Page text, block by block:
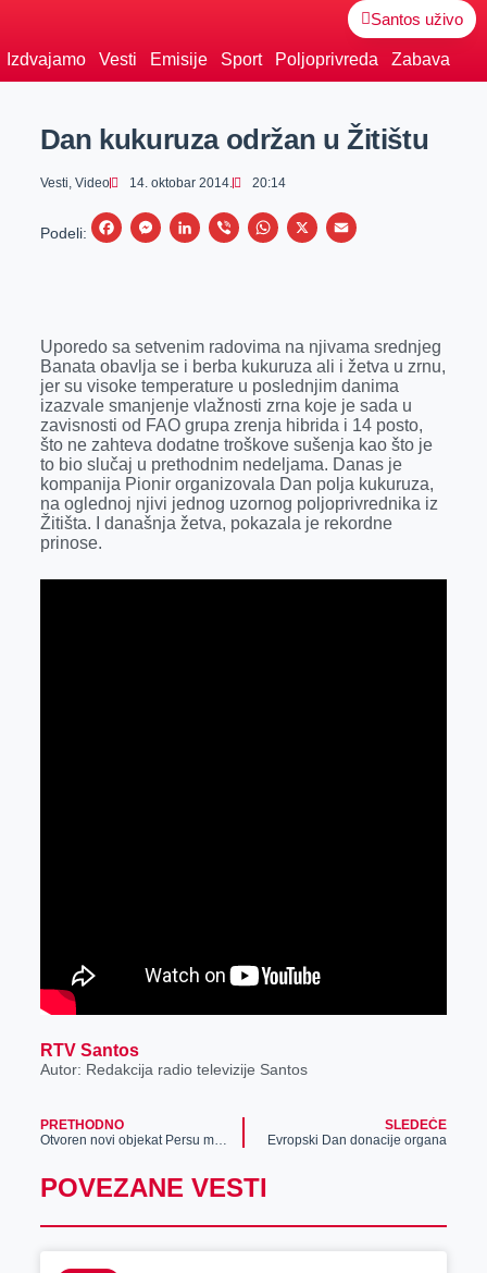
Santos uživo
Izdvajamo Vesti Emisije Sport Poljoprivreda Zabava
Dan kukuruza održan u Žitištu
Vesti, Video 14. oktobar 2014. 20:14
Podeli:
F
b
o
o
k
M
e
n
g
e
r
L
e
d
I
n
V
r
W
s
A
p
p
X
E
l
Uporedo sa setvenim radovima na njivama srednjeg
Banata obavlja se i berba kukuruza ali i žetva u zrnu,
jer su visoke temperature u poslednjim danima
izazvale smanjenje vlažnosti zrna koje je sada u
zavisnosti od FAO grupa zrenja hibrida i 14 posto,
što ne zahteva dodatne troškove sušenja kao što je
to bio slučaj u prethodnim nedeljama. Danas je
kompanija Pionir organizovala Dan polja kukuruza,
na oglednoj njivi jednog uzornog poljoprivrednika iz
Žitišta. I današnja žetva, pokazala je rekordne
prinose.
RTV Santos
Autor: Redakcija radio televizije Santos
PRETHODNO
Otvoren novi objekat Persu marketa u naselju Ruže Šulman
SLEDEĆE
Evropski Dan donacije organa
POVEZANE VESTI